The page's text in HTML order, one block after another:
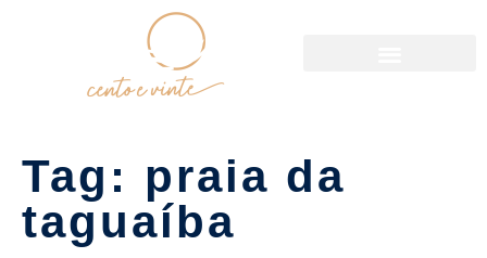
Tag: praia da
taguaíba